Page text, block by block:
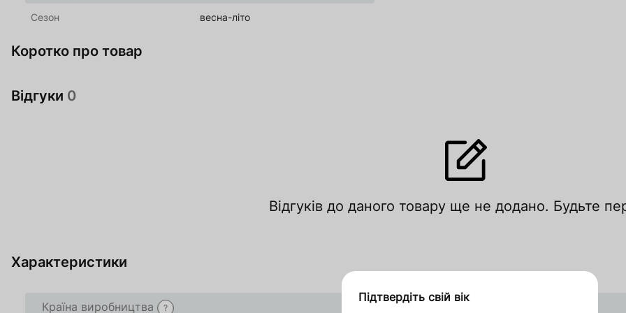
Сезон весна-літо
Коротко про товар
Відгуки 0
Відгуків до даного товару ще не додано. Будьте
Залишити відгук
Характеристики
Країна виробництва ? Дякуємо за замовлення
Підтвердіть свій вік